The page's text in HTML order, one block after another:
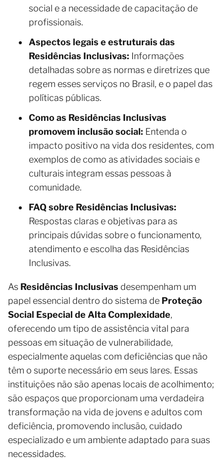
social e a necessidade de capacitação de
profissionais.
Aspectos legais e estruturais das
Residências Inclusivas: Informações
detalhadas sobre as normas e diretrizes que
regem esses serviços no Brasil, e o papel das
políticas públicas.
Como as Residências Inclusivas
promovem inclusão social: Entenda o
impacto positivo na vida dos residentes, com
exemplos de como as atividades sociais e
culturais integram essas pessoas à
comunidade.
FAQ sobre Residências Inclusivas:
Respostas claras e objetivas para as
principais dúvidas sobre o funcionamento,
atendimento e escolha das Residências
Inclusivas.
As Residências Inclusivas desempenham um
papel essencial dentro do sistema de Proteção
Social Especial de Alta Complexidade,
oferecendo um tipo de assistência vital para
pessoas em situação de vulnerabilidade,
especialmente aquelas com deficiências que não
têm o suporte necessário em seus lares. Essas
instituições não são apenas locais de acolhimento;
são espaços que proporcionam uma verdadeira
transformação na vida de jovens e adultos com
deficiência, promovendo inclusão, cuidado
especializado e um ambiente adaptado para suas
necessidades.